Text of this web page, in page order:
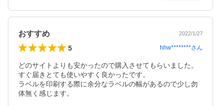
おすすめ 2022/1/27
5 hhw********さん
どのサイトよりも安かったので購入させてもらいました。
すぐ届きとても使いやすく良かったです。
ラベルを印刷する際に余分なラベルの幅があるので少し勿
体無く感じます。